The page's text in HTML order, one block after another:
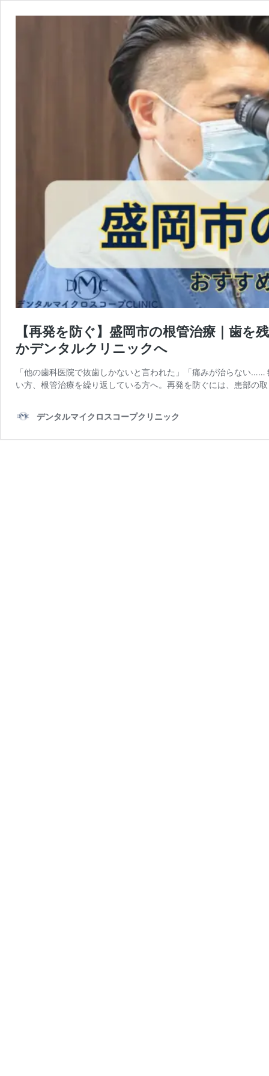
【再発を防ぐ】盛岡市の根管治療｜歯を
かデンタルクリニックへ
「他の歯科医院で抜歯しかないと言われた」「痛みが治らない
い方、根管治療を繰り返している方へ。再発を防ぐには、患部の
デンタルマイクロスコープクリニック